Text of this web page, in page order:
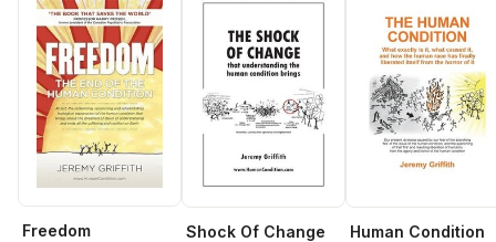
Freedom
Shock Of Change
Human Condition